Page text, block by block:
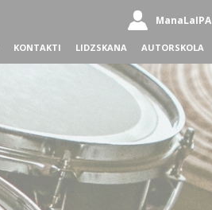
ManaLaIPA
KONTAKTI LIDZSKANA AUTORSKOLA